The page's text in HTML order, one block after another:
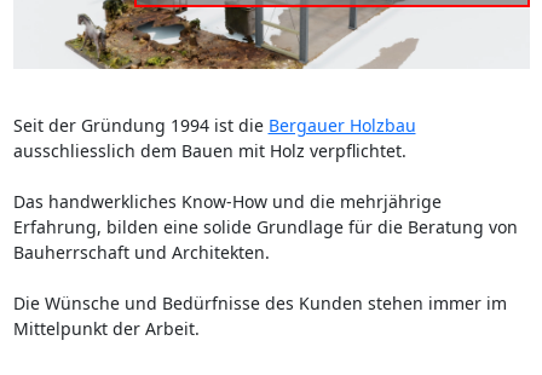
Seit der Gründung 1994 ist die Bergauer Holzbau
ausschliesslich dem Bauen mit Holz verpflichtet.
Das handwerkliches Know-How und die mehrjährige
Erfahrung, bilden eine solide Grundlage für die Beratung von
Bauherrschaft und Architekten.
Die Wünsche und Bedürfnisse des Kunden stehen immer im
Mittelpunkt der Arbeit.